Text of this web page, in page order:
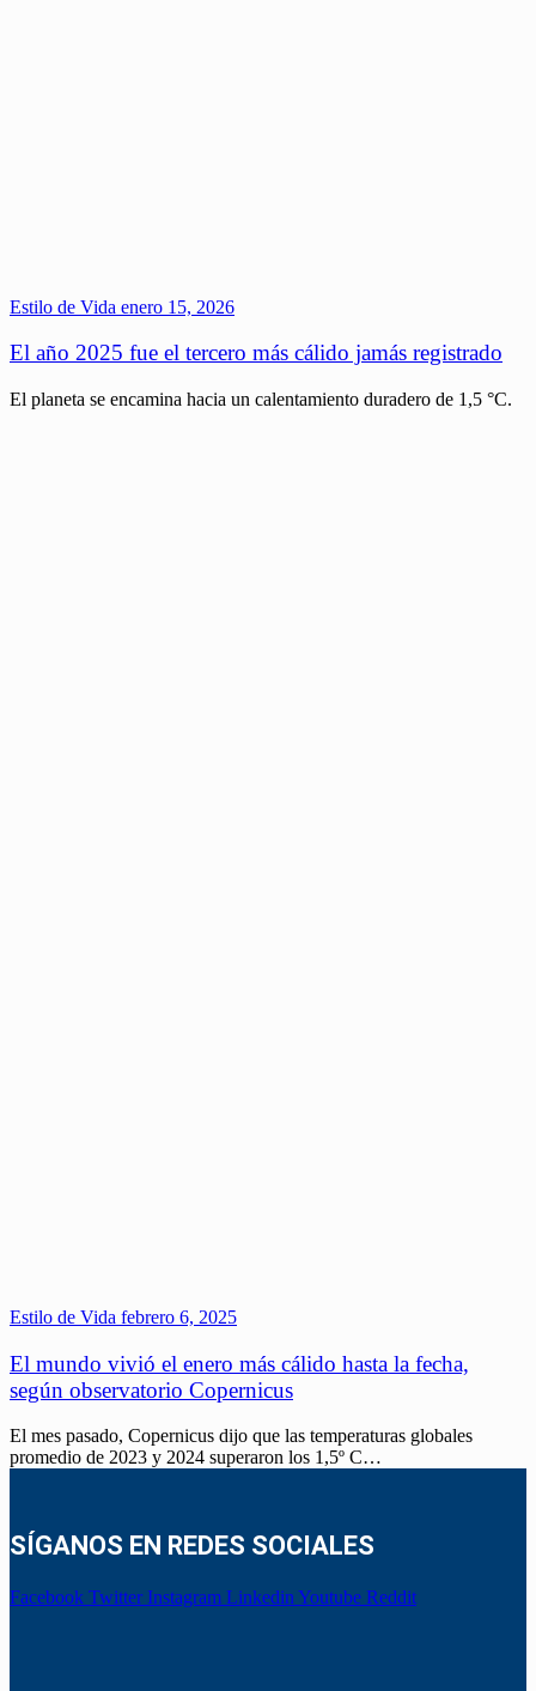
Estilo de Vida enero 15, 2026
El año 2025 fue el tercero más cálido jamás registrado
El planeta se encamina hacia un calentamiento duradero de 1,5 °C.
Estilo de Vida febrero 6, 2025
El mundo vivió el enero más cálido hasta la fecha,
según observatorio Copernicus
El mes pasado, Copernicus dijo que las temperaturas globales
promedio de 2023 y 2024 superaron los 1,5º C…
SÍGANOS EN REDES SOCIALES
Facebook Twitter Instagram LinkedinYoutube Reddit